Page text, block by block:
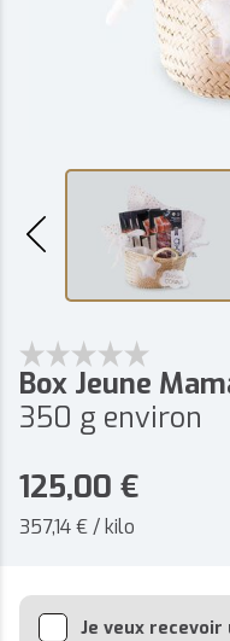
Box Jeune
350 g environ
125,00 €
357,14 € / kilo
Je veux